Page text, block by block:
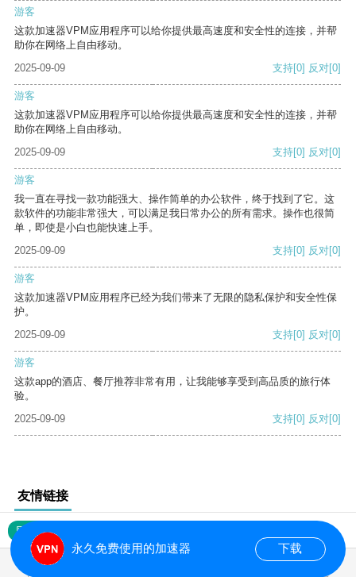
游客
这款加速器VPM应用程序可以给你提供最高速度和安全性的连接，并帮
助你在网络上自由移动。
2025-09-09
支持[0] 反对[0]
游客
这款加速器VPM应用程序可以给你提供最高速度和安全性的连接，并帮
助你在网络上自由移动。
2025-09-09
支持[0] 反对[0]
游客
我一直在寻找一款功能强大、操作简单的办公软件，终于找到了它。这
款软件的功能非常强大，可以满足我日常办公的所有需求。操作也很简
单，即使是小白也能快速上手。
2025-09-09
支持[0] 反对[0]
游客
这款加速器VPM应用程序已经为我们带来了无限的隐私保护和安全性保
护。
2025-09-09
支持[0] 反对[0]
游客
这款app的酒店、餐厅推荐非常有用，让我能够享受到高品质的旅行体
验。
2025-09-09
支持[0] 反对[0]
友情链接
网站地图
永久免费使用的加速器 下载